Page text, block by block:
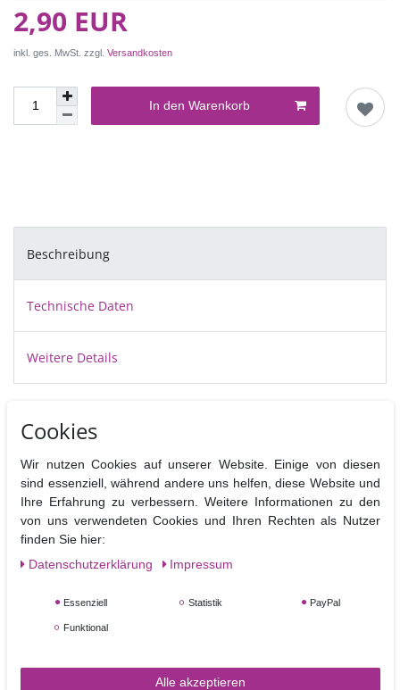
2,90 EUR
inkl. ges. MwSt. zzgl. Versandkosten
In den Warenkorb
Beschreibung
Technische Daten
Weitere Details
ebene Pappscheiben die mit einer abwischbaren silbrigen Folie bezogen
Sie dienen als Tortenplatten unter mit Fondant bezogenen Torten und
können bei sorgfältigem Gebrauch mehrfach verwendet werden.
Die Drums können zusätzlich noch mit Fondant bezogen und so in die
Dekoration der Torte mit integriert werden.
Cookies
Wir nutzen Cookies auf unserer Website. Einige von diesen
sind essenziell, während andere uns helfen, diese Website und
Ihre Erfahrung zu verbessern. Weitere Informationen zu den
von uns verwendeten Cookies und Ihren Rechten als Nutzer
finden Sie hier:
Daten­schutz­erklärung
Impressum
Essenziell Statistik PayPal
Funktional
Alle akzeptieren